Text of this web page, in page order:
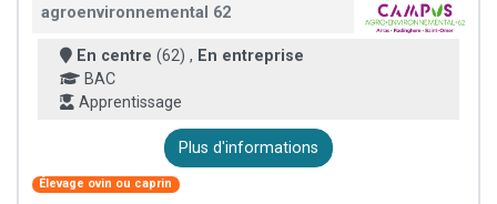
agroenvironnemental 62
En centre (62) , En entreprise
BAC
Apprentissage
Plus d'informations
Élevage ovin ou caprin